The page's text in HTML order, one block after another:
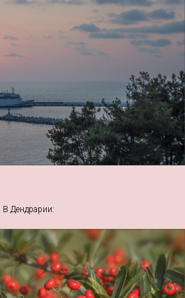
В Дендрарии: